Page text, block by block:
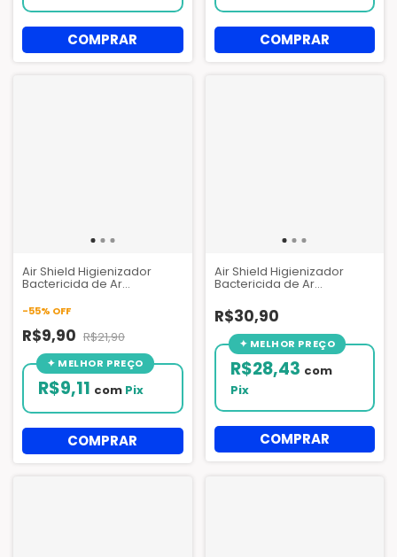
Air Shield Higienizador
Bactericida de Ar
-55% OFF
R$9,90 R$21,90
R$9,11 com Pix
Air Shield Higienizador
Bactericida de Ar
R$30,90
R$28,43 com
Pix